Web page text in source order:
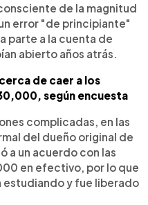
de la magnitud
error "de principiante"
parte a la cuenta de
abierto años atrás.
de caer a los
según encuesta
complicadas, en las
del dueño original de
a un acuerdo con las
en efectivo, por lo que
estudiando y fue liberado